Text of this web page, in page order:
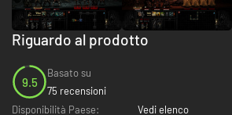
Riguardo al prodotto
9.5
Basato su
75 recensioni
Disponibilità Paese:
Vedi elenco